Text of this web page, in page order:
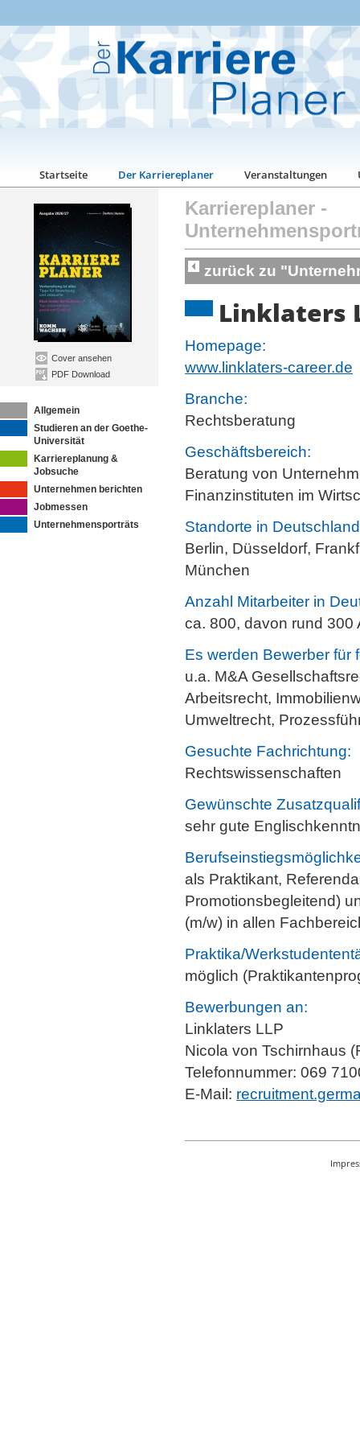
Startseite Der Karriereplaner Veranstaltungen
Cover ansehen
PDF Download
Allgemein
Studieren an der Goethe-
Universität
Karriereplanung &
Jobsuche
Unternehmen berichten
Jobmessen
Unternehmensporträts
Karriereplaner -
zurück zu
Linklaters
Homepage:
www.linklaters-career.de
Branche:
Rechtsberatung
Geschäftsbereich:
Beratung von
Finanzinstituten im
Standorte in
Berlin, Düsseldorf,
München
Anzahl Mitarbeiter in
ca. 800, davon rund 300
Es werden Bewerber für
u.a. M&A
Arbeitsrecht,
Umweltrecht,
Gesuchte Fachrichtung:
Rechtswissenschaften
Gewünschte
sehr gute
als Praktikant,
Promotionsbegleitend)
(m/w) in allen
Praktika/
möglich
Bewerbungen an:
Linklaters LLP
Nicola von Tschirnhaus
Telefonnummer: 069
E-Mail: